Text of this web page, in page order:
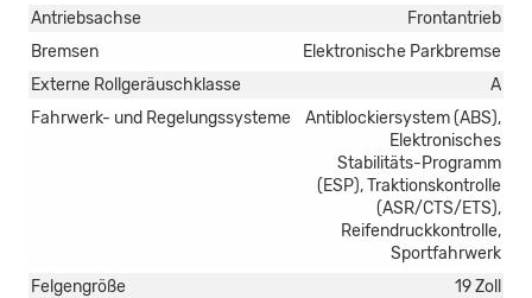
Antriebsachse
Frontantrieb
Bremsen
Elektronische Parkbremse
Externe Rollgeräuschklasse
A
Fahrwerk- und Regelungssysteme
Antiblockiersystem (ABS),
Elektronisches
Stabilitäts-Programm
(ESP), Traktionskontrolle
(ASR/CTS/ETS),
Reifendruckkontrolle,
Sportfahrwerk
Felgengröße
19 Zoll